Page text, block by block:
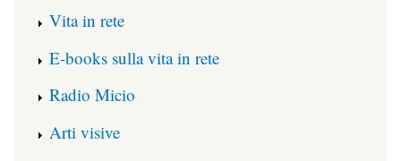
Vita in rete
E-books sulla vita in rete
Radio Micio
Arti visive